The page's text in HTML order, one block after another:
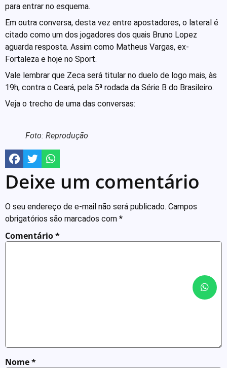
para entrar no esquema.
Em outra conversa, desta vez entre apostadores, o lateral é
citado como um dos jogadores dos quais Bruno Lopez
aguarda resposta. Assim como Matheus Vargas, ex-
Fortaleza e hoje no Sport.
Vale lembrar que Zeca será titular no duelo de logo mais, às
19h, contra o Ceará, pela 5ª rodada da Série B do Brasileiro.
Veja o trecho de uma das conversas:
Foto: Reprodução
Deixe um comentário
O seu endereço de e-mail não será publicado. Campos
obrigatórios são marcados com *
Comentário*
Nome*